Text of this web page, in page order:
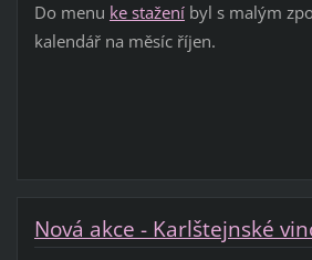
Do menu ke staženíbyl s malým
kalendář na měsíc říjen.
Nová akce - Karlštejnské